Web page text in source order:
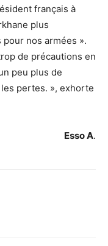
français à
plus
nos armées ».
de précautions en
peu plus de
pertes. », exhorte
Esso A.